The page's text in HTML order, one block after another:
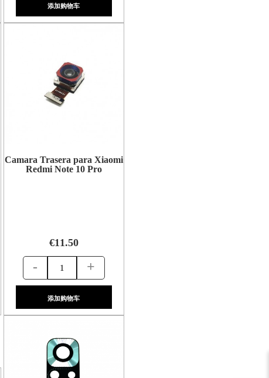
添加购物车
Camara Trasera para Xiaomi
Redmi Note 10 Pro
€11.50
- +
添加购物车